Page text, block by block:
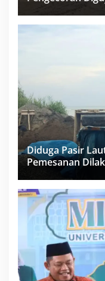
Miliar Sukma
PPK Bungkam
Diduga Pasir
Pemesanan